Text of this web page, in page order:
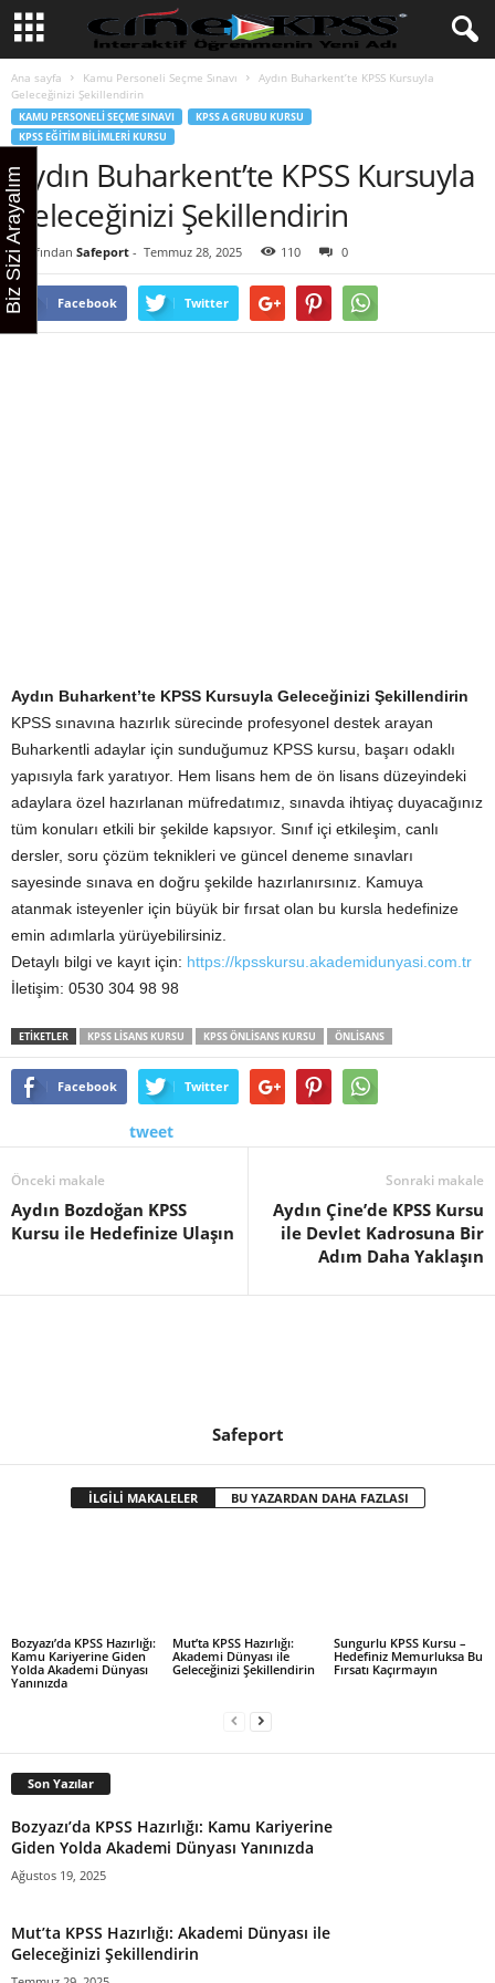
Ana sayfa Kamu Personeli Seçme Sınavı
Aydın Buharkent’te KPSS Kursuyla
Geleceğinizi Şekillendirin
KAMU PERSONELI SEÇME SINAVI
KPSS A GRUBU KURSU
KPSS EĞITIM BILIMLERI KURSU
Aydın Buharkent’te KPSS Kursuyla
Geleceğinizi Şekillendirin
Tarafından Safeport - Temmuz 28, 2025 110 0
Facebook Twitter
Aydın Buharkent’te KPSS Kursuyla Geleceğinizi Şekillendirin
KPSS sınavına hazırlık sürecinde profesyonel destek arayan
Buharkentli adaylar için sunduğumuz KPSS kursu, başarı odaklı
yapısıyla fark yaratıyor. Hem lisans hem de ön lisans düzeyindeki
adaylara özel hazırlanan müfredatımız, sınavda ihtiyaç duyacağınız
tüm konuları etkili bir şekilde kapsıyor. Sınıf içi etkileşim, canlı
dersler, soru çözüm teknikleri ve güncel deneme sınavları
sayesinde sınava en doğru şekilde hazırlanırsınız. Kamuya
atanmak isteyenler için büyük bir fırsat olan bu kursla hedefinize
emin adımlarla yürüyebilirsiniz.
Detaylı bilgi ve kayıt için: https://kpsskursu.akademidunyasi.com.tr
İletişim: 0530 304 98 98
ETİKETLER KPSS LISANS KURSU KPSS ÖNLISANS KURSU ÖNLISANS
Facebook Twitter
tweet
Önceki makale
Aydın Bozdoğan KPSS
Kursu ile Hedefinize Ulaşın
Sonraki makale
Aydın Çine’de KPSS Kursu
ile Devlet Kadrosuna Bir
Adım Daha Yaklaşın
Safeport
İLGİLİ MAKALELER BU YAZARDAN DAHA FAZLASI
Bozyazı’da KPSS Hazırlığı:
Kamu Kariyerine Giden
Yolda Akademi Dünyası
Yanınızda
Mut’ta KPSS Hazırlığı:
Akademi Dünyası ile
Geleceğinizi Şekillendirin
Sungurlu KPSS Kursu –
Hedefiniz Memurluksa Bu
Fırsatı Kaçırmayın
Son Yazılar
Bozyazı’da KPSS Hazırlığı: Kamu Kariyerine
Giden Yolda Akademi Dünyası Yanınızda
Ağustos 19, 2025
Mut’ta KPSS Hazırlığı: Akademi Dünyası ile
Geleceğinizi Şekillendirin
Biz Sizi Arayalım